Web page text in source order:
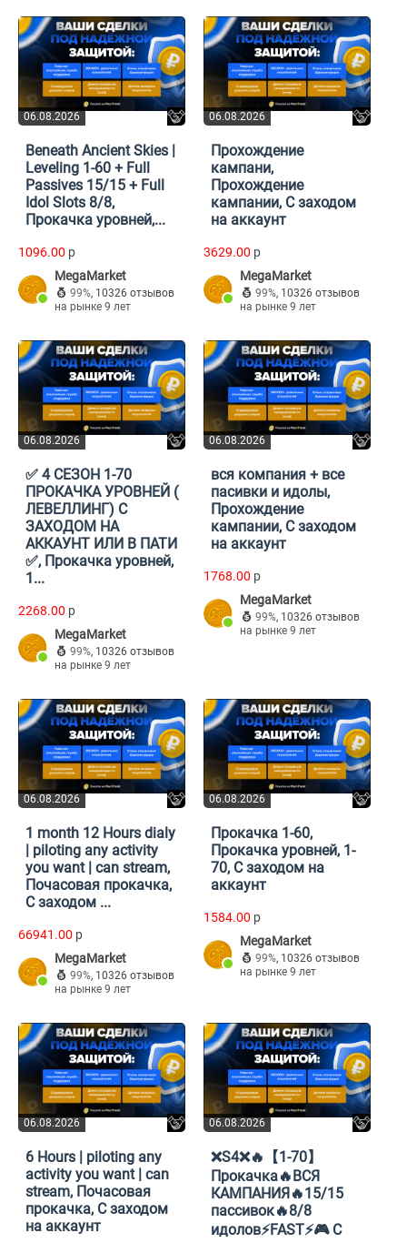
06.08.2026
Beneath Ancient Skies |
Leveling 1-60 + Full
Passives 15/15 + Full
Idol Slots 8/8,
Прокачка уровней,...
1096.00 p
MegaMarket
99%, 10326 отзывов
на рынке 9 лет
06.08.2026
Прохождение
кампани,
Прохождение
кампании, С заходом
на аккаунт
3629.00 p
MegaMarket
99%, 10326 отзывов
на рынке 9 лет
06.08.2026
✅ 4 СЕЗОН 1-70
ПРОКАЧКА УРОВНЕЙ (
ЛЕВЕЛЛИНГ) С
ЗАХОДОМ НА
АККАУНТ ИЛИ В ПАТИ
✅, Прокачка уровней,
1...
2268.00 p
MegaMarket
99%, 10326 отзывов
на рынке 9 лет
06.08.2026
вся компания + все
пасивки и идолы,
Прохождение
кампании, С заходом
на аккаунт
1768.00 p
MegaMarket
99%, 10326 отзывов
на рынке 9 лет
06.08.2026
1 month 12 Hours dialy
| piloting any activity
you want | can stream,
Почасовая прокачка,
С заходом ...
66941.00 p
MegaMarket
99%, 10326 отзывов
на рынке 9 лет
06.08.2026
Прокачка 1-60,
Прокачка уровней, 1-
70, С заходом на
аккаунт
1584.00 p
MegaMarket
99%, 10326 отзывов
на рынке 9 лет
06.08.2026
6 Hours | piloting any
activity you want | can
stream, Почасовая
прокачка, С заходом
на аккаунт
06.08.2026
❌S4❌🔥【1-70】
Прокачка🔥ВСЯ
КАМПАНИЯ🔥15/15
пассивок🔥8/8
идолов⚡FAST⚡🎮 С